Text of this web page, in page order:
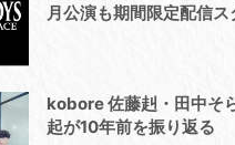
月公演も期間限定配信ス
kobore 佐藤赳・田中そ
起が10年前を振り返る